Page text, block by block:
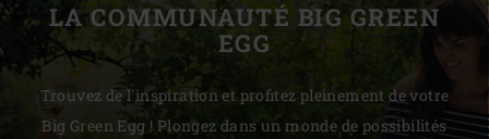
LA COMMUNAUTÉ BIG GREEN
EGG
Trouvez de l'inspiration et profitez pleinement de votre
Big Green Egg ! Plongez dans un monde de possibilités